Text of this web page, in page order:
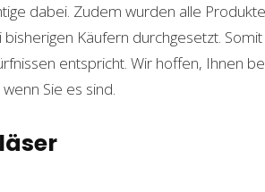
dabei. Zudem wurden alle
Käufern durchgesetzt.
entspricht. Wir hoffen, Ihnen
Sie es sind.